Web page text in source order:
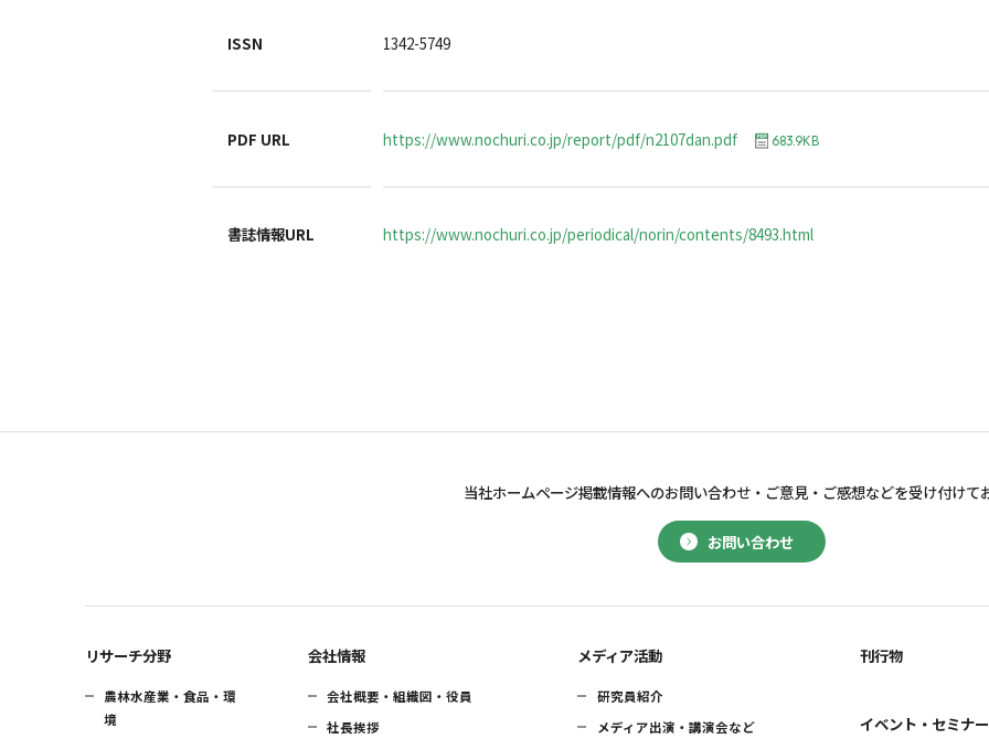
ISSN 1342-5749
PDF URL https://www.nochuri.co.jp/report/pdf/n2107dan.pdf 683.9KB
書誌情報URL https://www.nochuri.co.jp/periodical/norin/contents/8493.html
お問い合わせ
当社ホームページ掲載情報へのお問い合わせ・ ご意見・ご感想などを受け付けて
リサーチ分野
農林水産業・食品・環
境
会社情報
会社概要・組織図・役員
社長挨拶
メディア活動
研究員紹介
メディア出演・講演会など
刊行物
イベント・セミナー